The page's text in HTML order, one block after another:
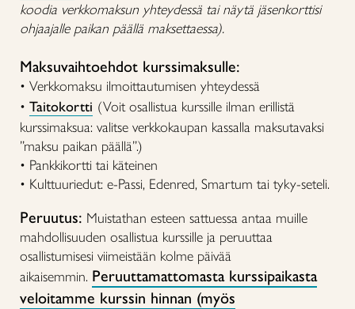
koodia verkkomaksun yhteydessä tai näytä jäsenkorttisi
ohjaajalle paikan päällä maksettaessa).
Maksuvaihtoehdot kurssimaksulle:
• Verkkomaksu ilmoittautumisen yhteydessä
• Taitokortti (Voit osallistua kurssille ilman erillistä
kurssimaksua: valitse verkkokaupan kassalla maksutavaksi
”maksu paikan päällä”.)
• Pankkikortti tai käteinen
• Kulttuuriedut: e-Passi, Edenred, Smartum tai tyky-seteli.
Peruutus: Muistathan esteen sattuessa antaa muille
mahdollisuuden osallistua kurssille ja peruuttaa
osallistumisesi viimeistään kolme päivää
aikaisemmin. Peruuttamattomasta kurssipaikasta
veloitamme kurssin hinnan (myös